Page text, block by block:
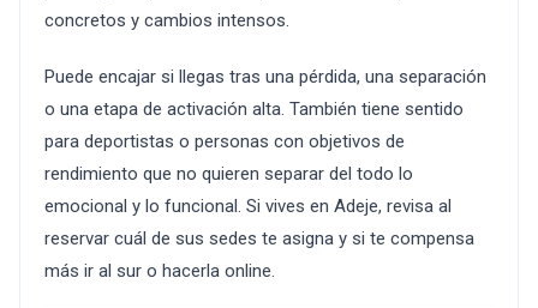
concretos y cambios intensos.
Puede encajar si llegas tras una pérdida, una separación
o una etapa de activación alta. También tiene sentido
para deportistas o personas con objetivos de
rendimiento que no quieren separar del todo lo
emocional y lo funcional. Si vives en Adeje, revisa al
reservar cuál de sus sedes te asigna y si te compensa
más ir al sur o hacerla online.